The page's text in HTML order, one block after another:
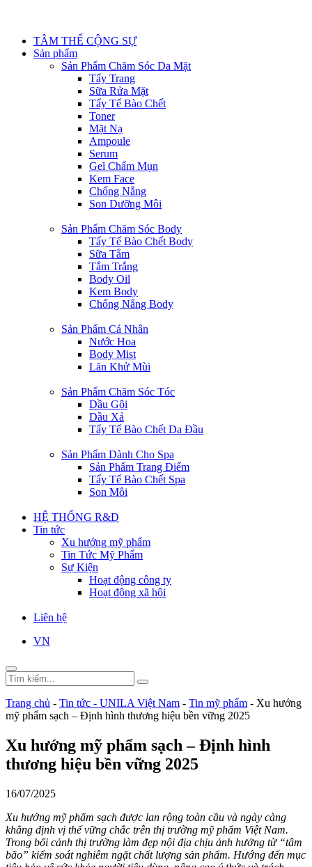
TÂM THẾ CỘNG SỰ
Sản phẩm
Sản Phẩm Chăm Sóc Da Mặt
Tẩy Trang
Sữa Rửa Mặt
Tẩy Tế Bào Chết
Toner
Mặt Nạ
Ampoule
Serum
Gel Chấm Mụn
Kem Face
Chống Nắng
Son Dưỡng Môi
Sản Phẩm Chăm Sóc Body
Tẩy Tế Bào Chết Body
Sữa Tắm
Tắm Trắng
Body Oil
Kem Body
Chống Nắng Body
Sản Phẩm Cá Nhân
Nước Hoa
Body Mist
Lăn Khử Mùi
Sản Phẩm Chăm Sóc Tóc
Dầu Gội
Dầu Xả
Tẩy Tế Bào Chết Da Đầu
Sản Phẩm Dành Cho Spa
Sản Phẩm Trang Điểm
Tẩy Tế Bào Chết Spa
Son Môi
HỆ THỐNG R&D
Tin tức
Xu hướng mỹ phẩm
Tin Tức Mỹ Phẩm
Sự Kiện
Hoạt động công ty
Hoạt động xã hội
Liên hệ
VN
Trang chủ - Tin tức - UNILA Việt Nam - Tin mỹ phẩm - Xu hướng
mỹ phẩm sạch – Định hình thương hiệu bền vững 2025
Xu hướng mỹ phẩm sạch – Định hình
thương hiệu bền vững 2025
16/07/2025
Xu hướng mỹ phẩm sạch được lan rộng toàn cầu và ngày càng
khẳng định vị thế vững chắc trên thị trường mỹ phẩm Việt Nam.
Trong bối cảnh thị trường làm đẹp nội địa chịu ảnh hưởng từ “tâm
bão” kiểm soát nghiêm ngặt chất lượng sản phẩm. Hướng đến mục